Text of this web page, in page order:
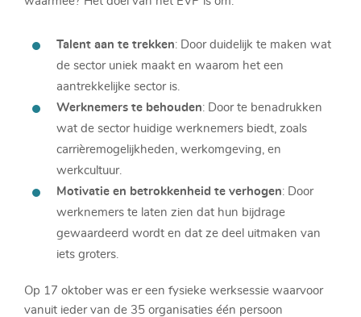
Talent aan te trekken: Door duidelijk te maken wat
de sector uniek maakt en waarom het een
aantrekkelijke sector is.
Werknemers te behouden: Door te benadrukken
wat de sector huidige werknemers biedt, zoals
carrièremogelijkheden, werkomgeving, en
werkcultuur.
Motivatie en betrokkenheid te verhogen: Door
werknemers te laten zien dat hun bijdrage
gewaardeerd wordt en dat ze deel uitmaken van
iets groters.
Op 17 oktober was er een fysieke werksessie waarvoor
vanuit ieder van de 35 organisaties één persoon